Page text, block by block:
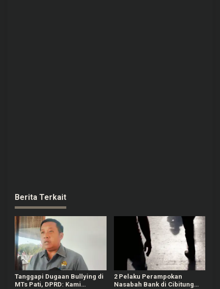
Berita Terkait
Tanggapi Dugaan Bullying di
MTs Pati, DPRD: Kami
2 Pelaku Perampokan
Nasabah Bank di Cibitung